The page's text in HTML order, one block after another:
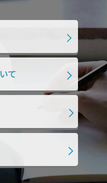
2018年2月
2017年8月
て